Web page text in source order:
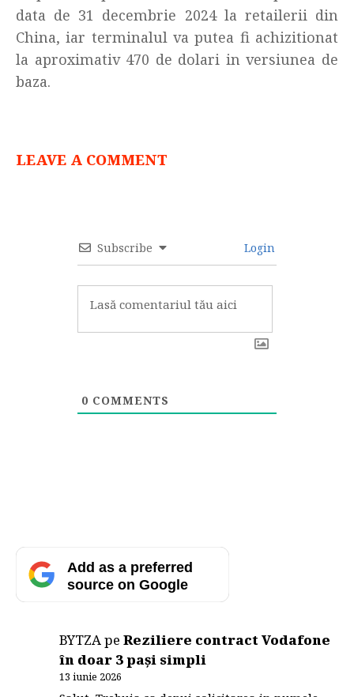
data de 31 decembrie 2024 la retailerii din
China, iar terminalul va putea fi achizitionat
la aproximativ 470 de dolari in versiunea de
baza.
LEAVE A COMMENT
Subscribe Login
0 COMMENTS
Add as a preferred
source on Google
BYTZApeReziliere contract Vodafone
în doar 3 pași simpli
13 iunie 2026